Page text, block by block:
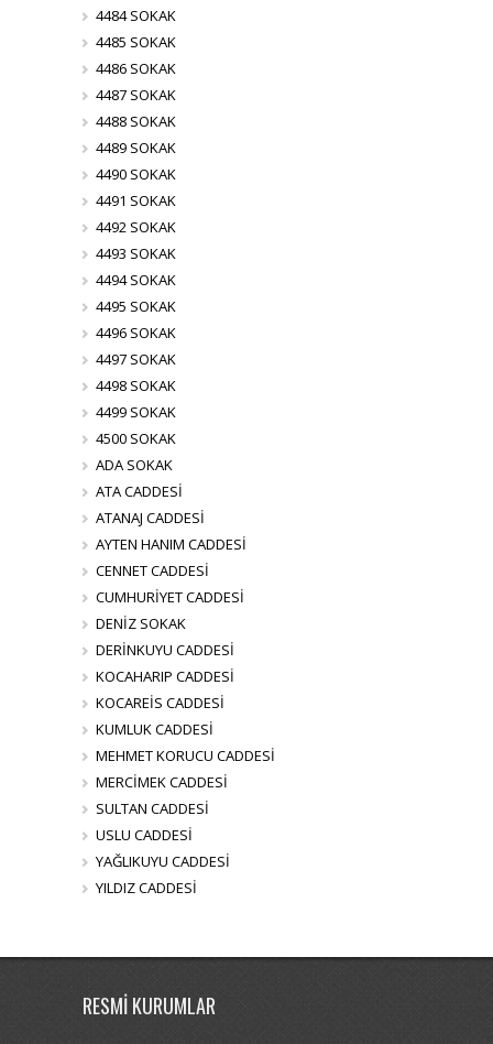
4484 SOKAK
4485 SOKAK
4486 SOKAK
4487 SOKAK
4488 SOKAK
4489 SOKAK
4490 SOKAK
4491 SOKAK
4492 SOKAK
4493 SOKAK
4494 SOKAK
4495 SOKAK
4496 SOKAK
4497 SOKAK
4498 SOKAK
4499 SOKAK
4500 SOKAK
ADA SOKAK
ATA CADDESİ
ATANAJ CADDESİ
AYTEN HANIM CADDESİ
CENNET CADDESİ
CUMHURİYET CADDESİ
DENİZ SOKAK
DERİNKUYU CADDESİ
KOCAHARIP CADDESİ
KOCAREİS CADDESİ
KUMLUK CADDESİ
MEHMET KORUCU CADDESİ
MERCİMEK CADDESİ
SULTAN CADDESİ
USLU CADDESİ
YAĞLIKUYU CADDESİ
YILDIZ CADDESİ
RESMİ KURUMLAR